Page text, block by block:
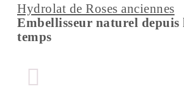
Hydrolat de Roses anciennes
Embellisseur naturel depuis
temps